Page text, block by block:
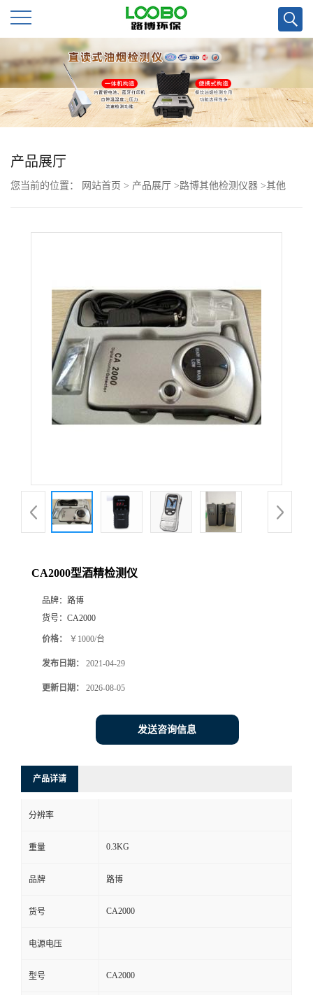
公
司
首
页
公
品
厅
系
产品展厅
您当前的位置： 网站首页 > 产品展厅 >路博其他检测仪器 >其他
CA2000型酒精检测仪
品牌： 路博
货号： CA2000
价格： ￥1000/台
发布日期： 2021-04-29
更新日期： 2026-08-05
发送咨询信息
产品详请
分辨率
重量 0.3KG
品牌 路博
货号 CA2000
电源电压
型号 CA2000